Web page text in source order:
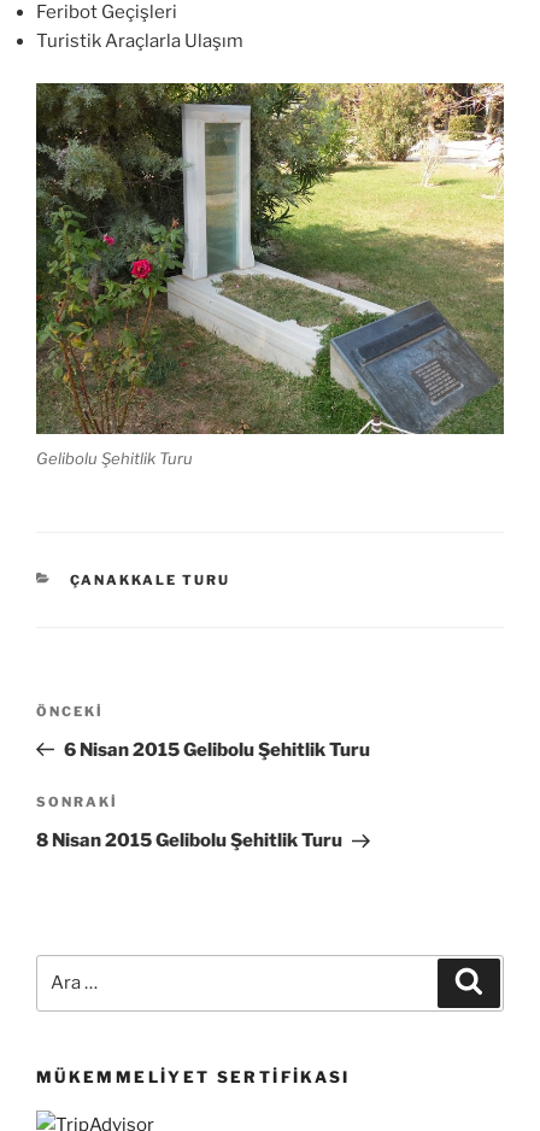
Feribot Geçişleri
Turistik Araçlarla Ulaşım
Gelibolu Şehitlik Turu
KATEGORILER
ÇANAKKALE TURU
Yazı
Önceki
Yazı
ÖNCEKI
6 Nisan 2015 Gelibolu Şehitlik Turu
Sonraki
Yazı
SONRAKI
8 Nisan 2015 Gelibolu Şehitlik Turu
MÜKEMMELIYET SERTIFIKASI